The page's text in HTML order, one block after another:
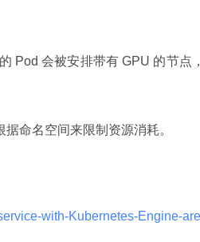
Pod 会被安排带有 GPU 的节点，
命名空间来限制资源消耗。
with-Kubernetes-Engine-